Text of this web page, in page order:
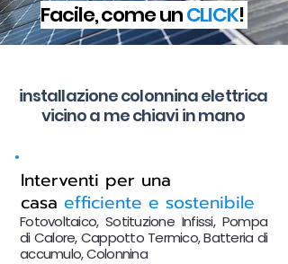
Facile, come unCLICK!
installazione colonnina elettrica
vicino a me chiavi in mano
Interventi per una
casa efficiente e sostenibile
Fotovoltaico, Sotituzione Infissi, Pompa
di Calore, Cappotto Termico, Batteria di
accumulo, Colonnina